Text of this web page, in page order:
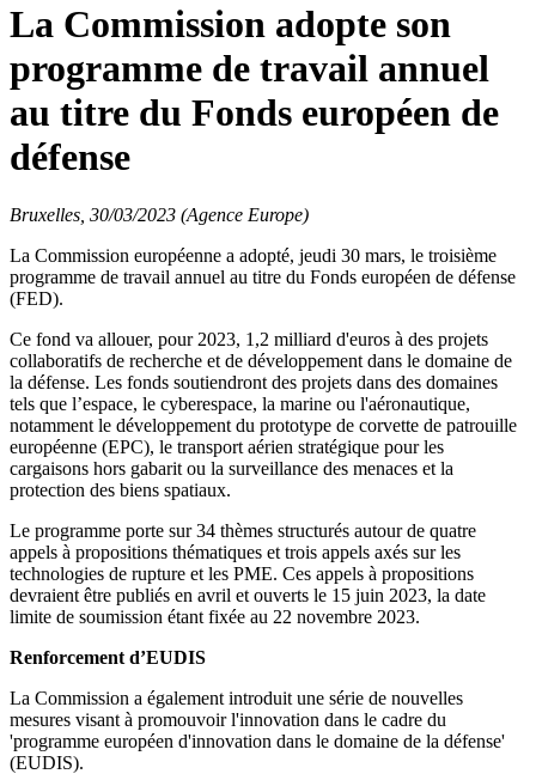
La Commission adopte son
programme de travail annuel
au titre du Fonds européen de
défense
Bruxelles, 30/03/2023 (Agence Europe)
La Commission européenne a adopté, jeudi 30 mars, le troisième
programme de travail annuel au titre du Fonds européen de défense
(FED).
Ce fond va allouer, pour 2023, 1,2 milliard d'euros à des projets
collaboratifs de recherche et de développement dans le domaine de
la défense. Les fonds soutiendront des projets dans des domaines
tels que l’espace, le cyberespace, la marine ou l'aéronautique,
notamment le développement du prototype de corvette de patrouille
européenne (EPC), le transport aérien stratégique pour les
cargaisons hors gabarit ou la surveillance des menaces et la
protection des biens spatiaux.
Le programme porte sur 34 thèmes structurés autour de quatre
appels à propositions thématiques et trois appels axés sur les
technologies de rupture et les PME. Ces appels à propositions
devraient être publiés en avril et ouverts le 15 juin 2023, la date
limite de soumission étant fixée au 22 novembre 2023.
Renforcement d’EUDIS
La Commission a également introduit une série de nouvelles
mesures visant à promouvoir l'innovation dans le cadre du
'programme européen d'innovation dans le domaine de la défense'
(EUDIS).